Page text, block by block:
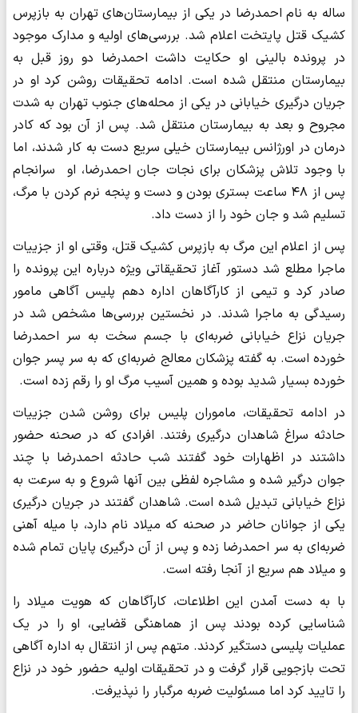
ساله به نام احمدرضا در یکی از بیمارستان‌های تهران به بازپرس
کشیک قتل پایتخت اعلام شد. بررسی‌های اولیه و مدارک موجود
در پرونده بالینی او حکایت داشت احمدرضا دو روز قبل به
بیمارستان منتقل شده است. ادامه تحقیقات روشن کرد او در
جریان درگیری خیابانی در یکی از محله‌های جنوب تهران به شدت
مجروح و بعد به بیمارستان منتقل شد. پس از آن بود که کادر
درمان در اورژانس بیمارستان خیلی سریع دست به کار شدند، اما
با وجود تلاش پزشکان برای نجات جان احمدرضا، او سرانجام
پس از ۴۸ ساعت بستری بودن و دست و پنجه نرم کردن با مرگ،
تسلیم شد و جان خود را از دست داد.
پس از اعلام این مرگ به بازپرس کشیک قتل، وقتی او از جزییات
ماجرا مطلع شد دستور آغاز تحقیقاتی ویژه درباره این پرونده را
صادر کرد و تیمی از کارآگاهان اداره دهم پلیس آگاهی مامور
رسیدگی به ماجرا شدند. در نخستین بررسی‌ها مشخص شد در
جریان نزاع خیابانی ضربه‌‌ای با جسم سخت به سر احمدرضا
خورده است. به گفته پزشکان معالج ضربه‌ای که به سر پسر جوان
خورده بسیار شدید بوده و همین آسیب مرگ او را رقم زده است.
در ادامه تحقیقات، ماموران پلیس برای روشن شدن جزییات
حادثه سراغ شاهدان درگیری رفتند. افرادی که در صحنه حضور
داشتند در اظهارات خود گفتند شب حادثه احمدرضا با چند
جوان درگیر شده و مشاجره لفظی بین آنها شروع و به سرعت به
نزاع خیابانی تبدیل شده است. شاهدان گفتند در جریان درگیری
یکی از جوانان حاضر در صحنه که میلاد نام دارد، با میله آهنی
ضربه‌ای به سر احمدرضا زده و پس از آن درگیری پایان تمام شده
و میلاد هم سریع از آنجا رفته است.
با به دست آمدن این اطلاعات، کارآگاهان که هویت میلاد را
شناسایی کرده بودند پس از هماهنگی قضایی، او را در یک
عملیات پلیسی دستگیر کردند. متهم پس از انتقال به اداره آگاهی
تحت بازجویی قرار گرفت و در تحقیقات اولیه حضور خود در نزاع
را تایید کرد اما مسئولیت ضربه مرگبار را نپذیرفت.